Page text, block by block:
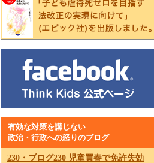
有効な対策を講じない
政治・行政への怒りのブログ
230・ブログ230 児童買春で免許失効